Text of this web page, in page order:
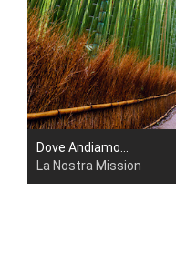
Dove Andiamo...
La Nostra Mission